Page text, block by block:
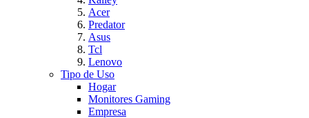
Acer
Predator
Asus
Tcl
Lenovo
Tipo de Uso
Hogar
Monitores Gaming
Empresa